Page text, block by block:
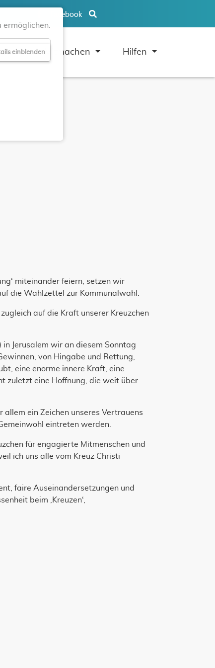
Facebook
Mitmachen Hilfen
miteinander feiern, setzen wir
die Wahlzettel zur Kommunalwahl.
auf die Kraft unserer Kreuzchen
in Jerusalem wir an diesem Sonntag
von Hingabe und Rettung,
eine enorme innere Kraft, eine
zuletzt eine Hoffnung, die weit über
allem ein Zeichen unseres Vertrauens
eintreten werden.
für engagierte Mitmenschen und
ich uns alle vom Kreuz Christi
faire Auseinandersetzungen und
beim ‚Kreuzen‘,
einblenden